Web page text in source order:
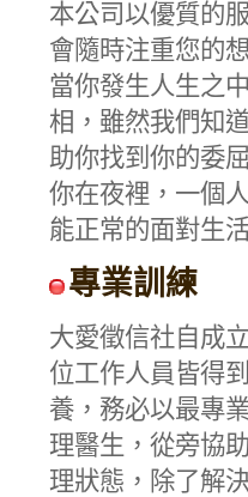
本公司以優質的
會隨時注重您的
當你發生人生之
相，雖然我們知
助你找到你的委
你在夜裡，一個
能正常的面對生
專業訓練
大愛徵信社自成
位工作人員皆得
養，務必以最專
理醫生，從旁協
理狀態，除了解